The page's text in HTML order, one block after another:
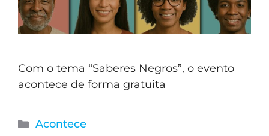
Com o tema “Saberes Negros”, o evento
acontece de forma gratuita
Acontece